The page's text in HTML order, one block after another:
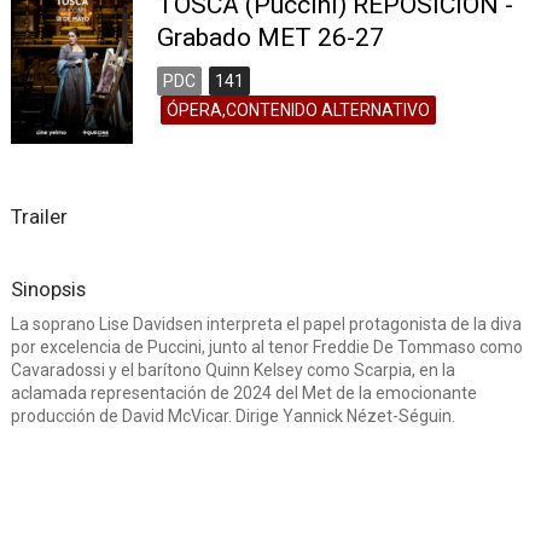
Grabado MET 26-27
PDC
141
ÓPERA,CONTENIDO ALTERNATIVO
Trailer
Sinopsis
La soprano Lise Davidsen interpreta el papel protagonista de la diva
por excelencia de Puccini, junto al tenor Freddie De Tommaso como
Cavaradossi y el barítono Quinn Kelsey como Scarpia, en la
aclamada representación de 2024 del Met de la emocionante
producción de David McVicar. Dirige Yannick Nézet-Séguin.